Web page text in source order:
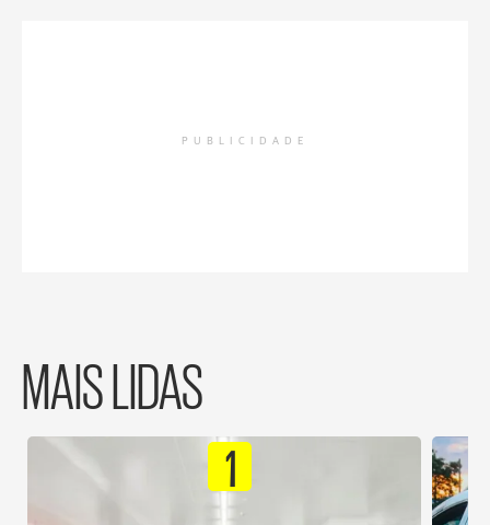
PUBLICIDADE
MAIS LIDAS
1